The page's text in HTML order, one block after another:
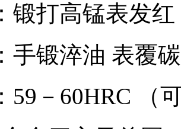
锻打高锰表发
手锻淬油 表覆
59－60HRC （